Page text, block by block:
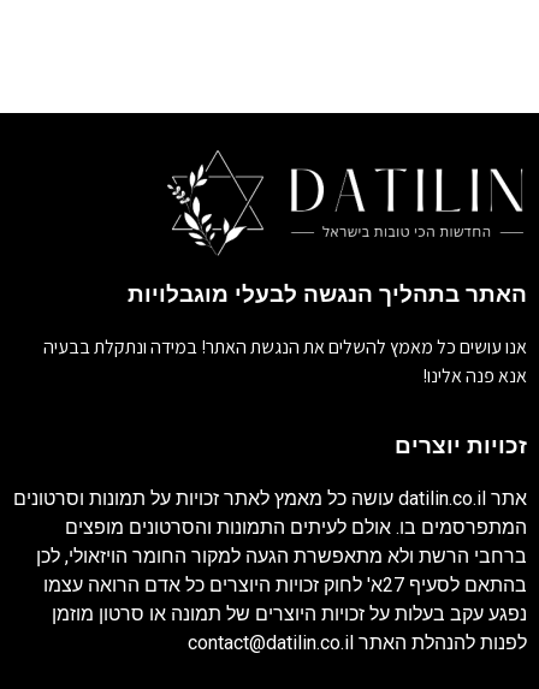
האתר בתהליך הנגשה לבעלי מוגבלויות
אנו עושים כל מאמץ להשלים את הנגשת האתר! במידה ונתקלת בבעיה
אנא פנה אלינו!
זכויות יוצרים
אתר datilin.co.il עושה כל מאמץ לאתר זכויות על תמונות וסרטונים
המתפרסמים בו. אולם לעיתים התמונות והסרטונים מופצים
ברחבי הרשת ולא מתאפשרת הגעה למקור החומר הויזאולי, לכן
בהתאם לסעיף 27א' לחוק זכויות היוצרים כל אדם הרואה עצמו
נפגע עקב בעלות על זכויות היוצרים של תמונה או סרטון מוזמן
לפנות להנהלת האתר contact@datilin.co.il